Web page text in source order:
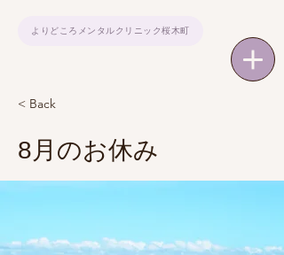
よりどころメンタルクリニック桜木町
< Back
8月のお休み